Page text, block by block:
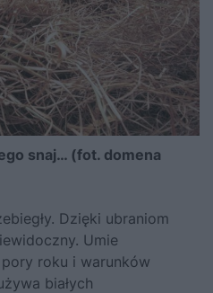
snaj… (fot. domena
Dzięki ubraniom
Umie
roku i warunków
białych